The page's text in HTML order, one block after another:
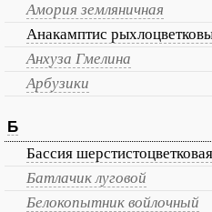
Амория земляничная
Анакамптис
Анхуза Гмелина
Арбузики
Б
Бассия шерстистоцветковая
Батлачик луговой
Белокопытник войлочный